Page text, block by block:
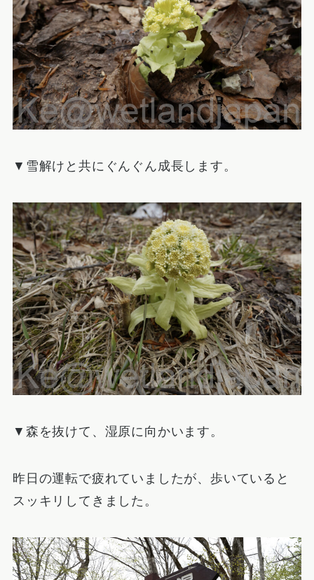
▼雪解けと共にぐんぐん成長します。
▼森を抜けて、湿原に向かいます。
昨日の運転で疲れていましたが、歩いていると
スッキリしてきました。